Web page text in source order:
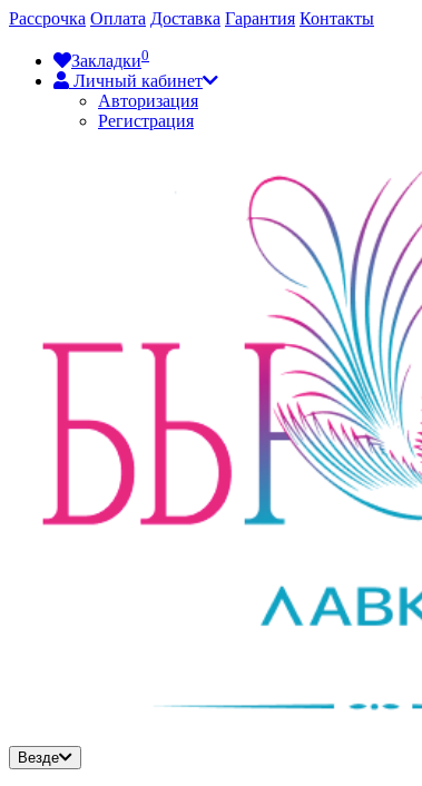
Рассрочка Оплата Доставка Гарантия Контакты
Закладки0
Личный кабинет
Авторизация
Регистрация
Везде